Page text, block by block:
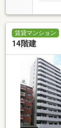
賃貸マンション
14階建